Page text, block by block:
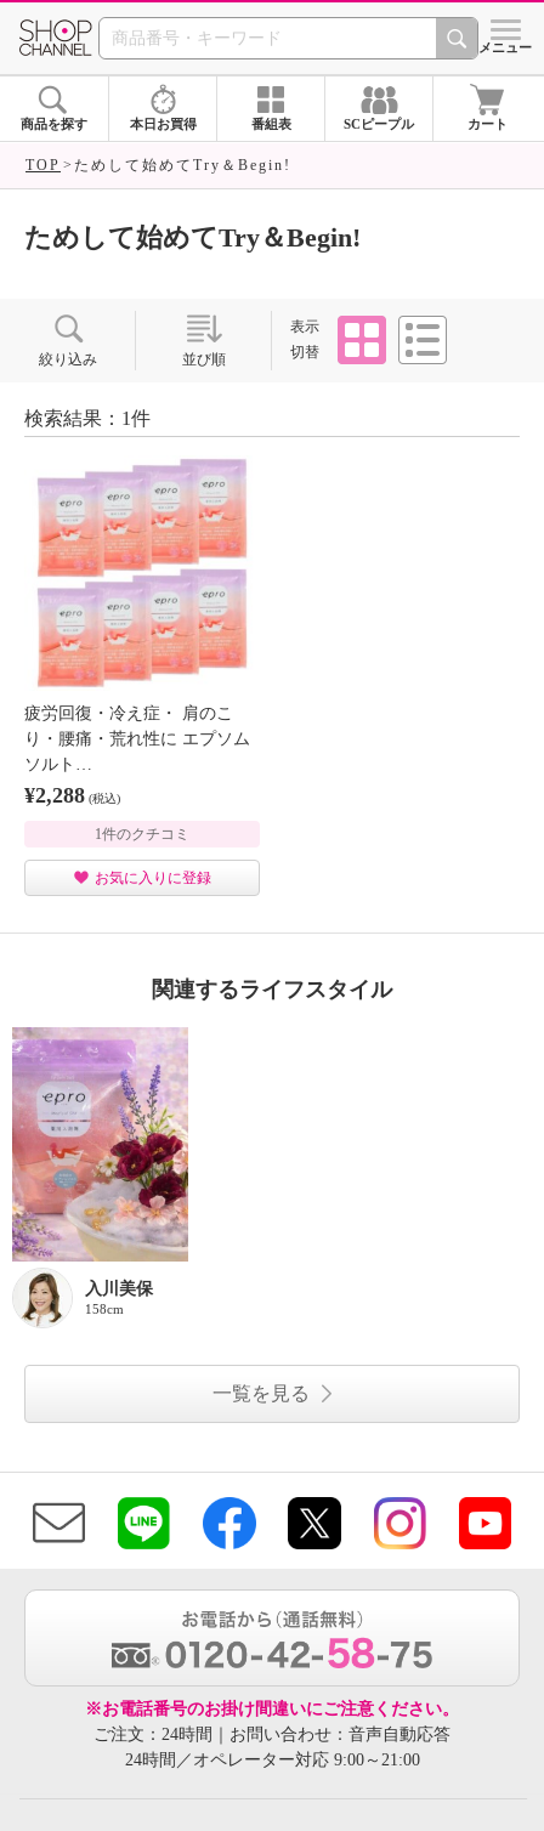
SHOP CHANNEL ショッ
メニュー
商品を探す 本日お買得 番組表 SCピープル カート
TOP ためして始めてTry＆Begin!
ためして始めてTry＆Begin!
絞り込み 並び順
表示
切替
タイル
検索結果：1件
疲労回復・冷え症・ 肩のこ
り・腰痛・荒れ性に エプソム
ソルト…
¥2,288 (税込)
1件のクチコミ
お気に入りに登録
関連するライフスタイル
入川美保
158cm
一覧を見る
※お電話番号のお掛け間違いにご注意ください。
ご注文：24時間｜お問い合わせ：音声自動応答
24時間／オペレーター対応 9:00～21:00